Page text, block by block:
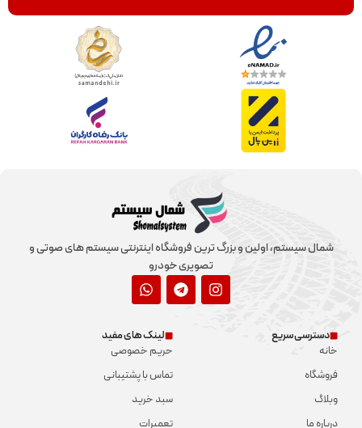
شمال سیستم، اولین و بزرگ ترین فروشگاه اینترنتی سیستم های صوتی و
تصویری خودرو
دسترسی سریع
خانه
فروشگاه
وبلاگ
درباره ما
لینک های مفید
حریم خصوصی
تماس با پشتیبانی
سبد خرید
تعمیرات